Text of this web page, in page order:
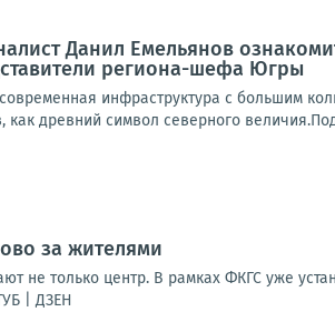
Данил Емельянов
региона-шефа Югры
современная инфраструктура с большим
как древний символ северного
за жителями
не только центр. В рамках ФКГС уже
| ДЗЕН